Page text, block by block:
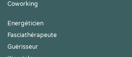
Coworking
Energéticien
Fasciathérapeute
Guérisseur